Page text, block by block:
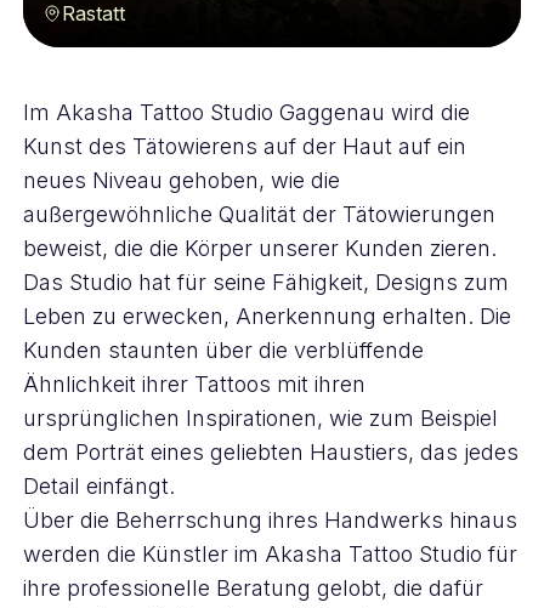
Rastatt
Im Akasha Tattoo Studio Gaggenau wird die
Kunst des Tätowierens auf der Haut auf ein
neues Niveau gehoben, wie die
außergewöhnliche Qualität der Tätowierungen
beweist, die die Körper unserer Kunden zieren.
Das Studio hat für seine Fähigkeit, Designs zum
Leben zu erwecken, Anerkennung erhalten. Die
Kunden staunten über die verblüffende
Ähnlichkeit ihrer Tattoos mit ihren
ursprünglichen Inspirationen, wie zum Beispiel
dem Porträt eines geliebten Haustiers, das jedes
Detail einfängt.
Über die Beherrschung ihres Handwerks hinaus
werden die Künstler im Akasha Tattoo Studio für
ihre professionelle Beratung gelobt, die dafür